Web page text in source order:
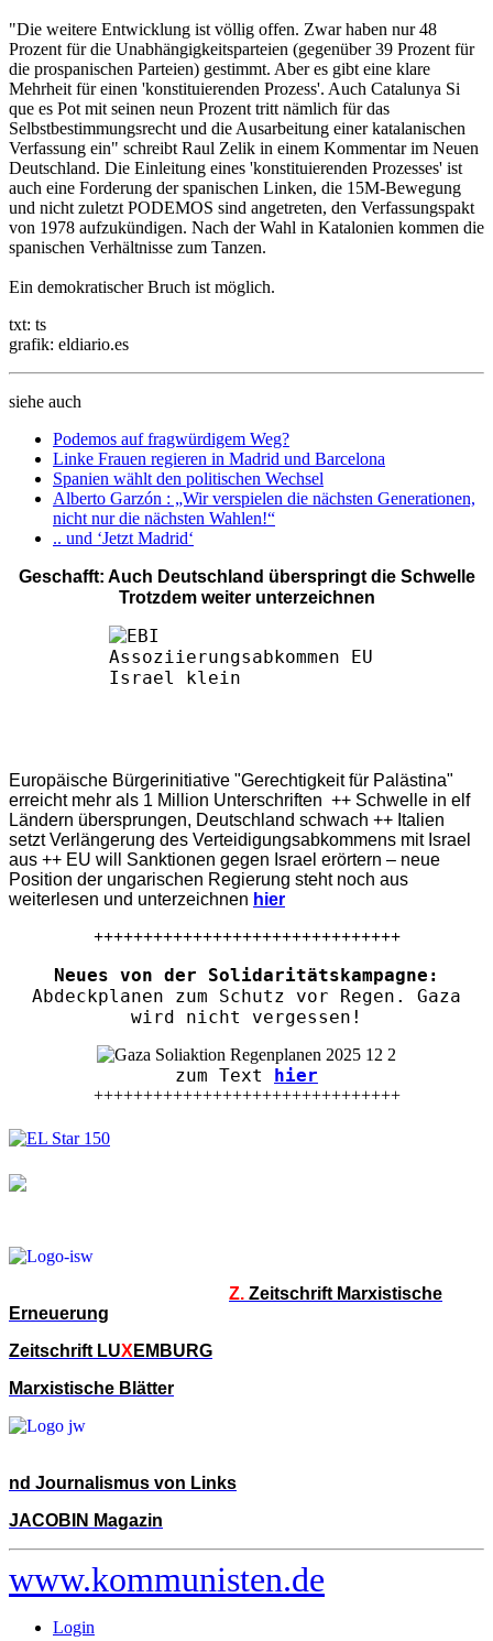
"Die weitere Entwicklung ist völlig offen. Zwar haben nur 48
Prozent für die Unabhängigkeitsparteien (gegenüber 39 Prozent für
die prospanischen Parteien) gestimmt. Aber es gibt eine klare
Mehrheit für einen 'konstituierenden Prozess'. Auch Catalunya Si
que es Pot mit seinen neun Prozent tritt nämlich für das
Selbstbestimmungsrecht und die Ausarbeitung einer katalanischen
Verfassung ein" schreibt Raul Zelik in einem Kommentar im Neuen
Deutschland. Die Einleitung eines 'konstituierenden Prozesses' ist
auch eine Forderung der spanischen Linken, die 15M-Bewegung
und nicht zuletzt PODEMOS sind angetreten, den Verfassungspakt
von 1978 aufzukündigen. Nach der Wahl in Katalonien kommen die
spanischen Verhältnisse zum Tanzen.
Ein demokratischer Bruch ist möglich.
txt: ts
grafik: eldiario.es
siehe auch
Podemos auf fragwürdigem Weg?
Linke Frauen regieren in Madrid und Barcelona
Spanien wählt den politischen Wechsel
Alberto Garzón : „Wir verspielen die nächsten Generationen,
nicht nur die nächsten Wahlen!“
.. und ‘Jetzt Madrid‘
Geschafft: Auch Deutschland überspringt die Schwelle
Trotzdem weiter unterzeichnen
Europäische Bürgerinitiative "Gerechtigkeit für Palästina"
erreicht mehr als 1 Million Unterschriften ++ Schwelle in elf
Ländern übersprungen, Deutschland schwach ++ Italien
setzt Verlängerung des Verteidigungsabkommens mit Israel
aus ++ EU will Sanktionen gegen Israel erörtern – neue
Position der ungarischen Regierung steht noch aus
weiterlesen und unterzeichnen hier
+++++++++++++++++++++++++++++++
Neues von der Solidaritätskampagne:
Abdeckplanen zum Schutz vor Regen. Gaza
wird nicht vergessen!
zum Text hier
+++++++++++++++++++++++++++++++
Z. Zeitschrift Marxistische
Erneuerung
Zeitschrift LUX EMBURG
Marxistische Blätter
nd Journalismus von Links
JACOBIN Magazin
www.kommunisten.de
Login